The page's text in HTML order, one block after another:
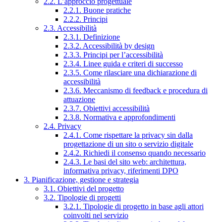
2.2.1. Buone pratiche
2.2.2. Principi
2.3. Accessibilità
2.3.1. Definizione
2.3.2. Accessibilità by design
2.3.3. Principi per l’accessibilità
2.3.4. Linee guida e criteri di successo
2.3.5. Come rilasciare una dichiarazione di
accessibilità
2.3.6. Meccanismo di feedback e procedura di
attuazione
2.3.7. Obiettivi accessibilità
2.3.8. Normativa e approfondimenti
2.4. Privacy
2.4.1. Come rispettare la privacy sin dalla
progettazione di un sito o servizio digitale
2.4.2. Richiedi il consenso quando necessario
2.4.3. Le basi del sito web: architettura,
informativa privacy, riferimenti DPO
3. Pianificazione, gestione e strategia
3.1. Obiettivi del progetto
3.2. Tipologie di progetti
3.2.1. Tipologie di progetto in base agli attori
coinvolti nel servizio